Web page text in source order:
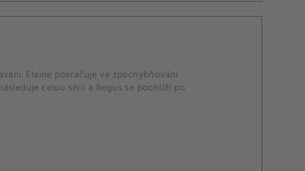
Elaine pokračuje ve zpochybňování
celou sérii a Regus se poohlíží po